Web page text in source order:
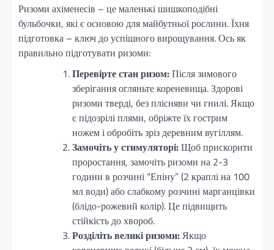
Ризоми ахіменесів – це маленькі шишкоподібні
бульбочки, які є основою для майбутньої рослини. Їхня
підготовка – ключ до успішного вирощування. Ось як
правильно підготувати ризоми:
Перевірте стан ризом:Після зимового
зберігання огляньте кореневища. Здорові
ризоми тверді, без плісняви чи гнилі. Якщо
є підозрілі плями, обріжте їх гострим
ножем і обробіть зріз деревним вугіллям.
Замочіть у стимуляторі:Щоб прискорити
проростання, замочіть ризоми на 2-3
години в розчині “Епіну” (2 краплі на 100
мл води) або слабкому розчині марганцівки
(блідо-рожевий колір). Це підвищить
стійкість до хвороб.
Розділіть великі ризоми:Якщо